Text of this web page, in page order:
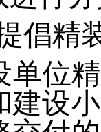
倡精
单位
建设